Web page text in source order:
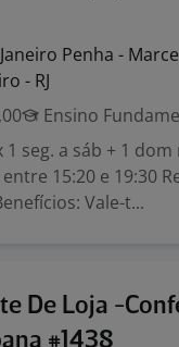
Penha -
- RJ
Ensino
1 seg. a sáb + 1
15:20 e 19:30
Vale-t...
De Loja -
#1438